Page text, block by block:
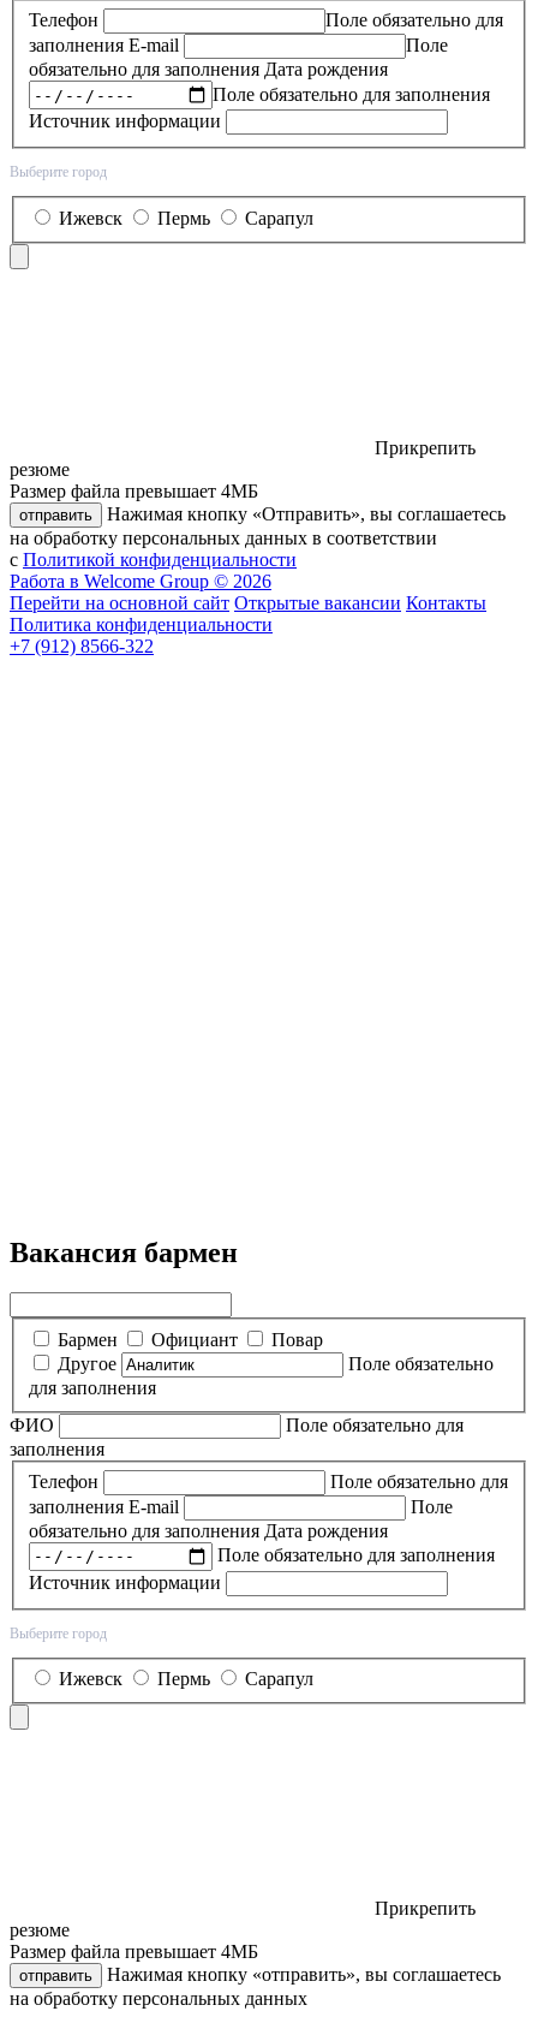
Телефон
Поле обязательно для
заполнения E-mail
Поле
обязательно для заполнения Дата рождения
Поле обязательно для заполнения
Источник информации
Выберите город
Ижевск Пермь Сарапул
Прикрепить
резюме
Размер файла превышает 4МБ
отправить
Нажимая кнопку «Отправить», вы соглашаетесь
на обработку персональных данных в соответствии
с Политикой конфиденциальности
Работа в Welcome Group © 2026
Перейти на основной сайт Открытые вакансии Контакты
Политика конфиденциальности
+7 (912) 8566-322
Вакансия бармен
Бармен Официант
Повар
Другое
Поле обязательно
для заполнения
ФИО
Поле обязательно для
заполнения
Телефон
Поле обязательно для
заполнения E-mail
Поле
обязательно для заполнения Дата рождения
Поле обязательно для заполнения
Источник информации
Выберите город
Ижевск Пермь Сарапул
Прикрепить
резюме
Размер файла превышает 4МБ
отправить
Нажимая кнопку «отправить», вы соглашаетесь
на обработку персональных данных